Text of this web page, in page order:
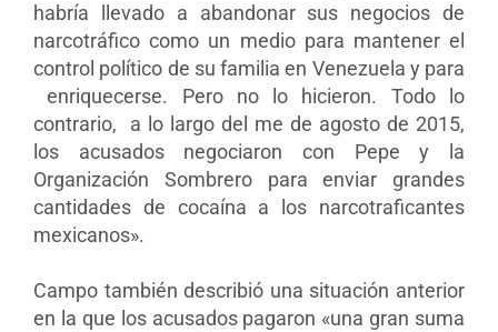
habría llevado a abandonar sus negocios de
narcotráfico como un medio para mantener el
control político de su familia en Venezuela y para
enriquecerse. Pero no lo hicieron. Todo lo
contrario, a lo largo del me de agosto de 2015,
los acusados ​​negociaron con Pepe y la
Organización Sombrero para enviar grandes
cantidades de cocaína a los narcotraficantes
mexicanos».
Campo también describió una situación anterior
en la que los acusados ​​pagaron «una gran suma